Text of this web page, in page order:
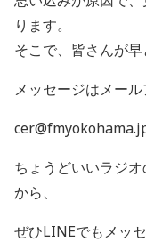
ります。
そこで、皆さんが早
メッセージはメー
ちょうどいいラジオ
から、
ぜひLINEでもメッ